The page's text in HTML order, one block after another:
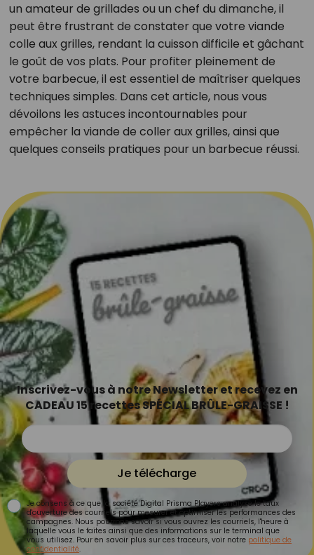
un amateur de grillades ou un chef du dimanche, il
peut être frustrant de constater que votre viande
colle aux grilles, rendant la cuisson difficile et gâchant
le goût de vos plats. Pour profiter pleinement de
votre barbecue, il est essentiel de maîtriser quelques
techniques simples. Dans cet article, nous vous
dévoilons les astuces incontournables pour
empêcher la viande de coller aux grilles, ainsi que
quelques conseils pratiques pour un barbecue réussi.
Inscrivez-vous à notre Newsletter et recevez en
CADEAU 15 recettes SPÉCIAL BRÛLE-GRAISSE !
Je télécharge
Je consens à ce que la société Digital Prisma Players analyse le taux
d'ouverture des courriels pour mesurer et optimiser les performances des
campagnes. Nous pourrons savoir si vous ouvrez les courriels, l'heure à
laquelle vous le faites ainsi que des informations sur le terminal que
vous utilisez. Pour en savoir plus sur ces traceurs, voir notre politique de
confidentialité.